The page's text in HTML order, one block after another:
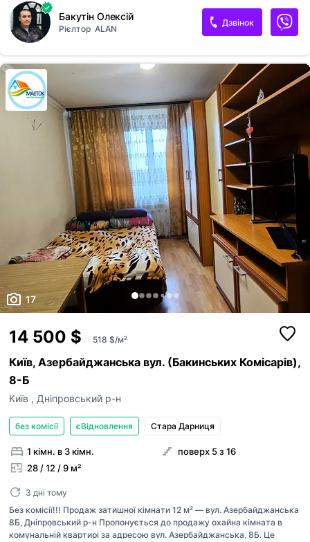
власника.
Бакутін Олексій
Рієлтор ALAN
Дзвінок
17
14 500 $ 518 $/м²
Київ, Азербайджанська вул. (Бакинських Комісарів),
8-Б
Київ , Дніпровський р-н
без комісії єВідновлення Стара Дарниця
1 кімн. в 3 кімн.
28 / 12 / 9 м²
поверх 5 з 16
3 дні тому
Без комісії!!! Продаж затишної кімнати 12 м² — вул. Азербайджанська
8Б, Дніпровський р-н Пропонується до продажу охайна кімната в
комунальній квартирі за адресою вул. Азербайджанська, 8Б. Це